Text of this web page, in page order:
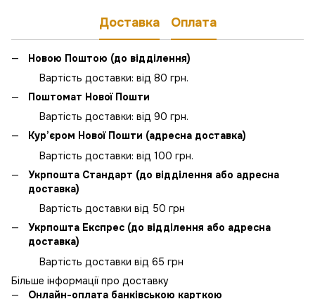
Доставка Оплата
Новою Поштою (до відділення)
Вартість доставки: від 80 грн.
Поштомат Нової Пошти
Вартість доставки: від 90 грн.
Кур’єром Нової Пошти (адресна доставка)
Вартість доставки: від 100 грн.
Укрпошта Стандарт (до відділення або адресна
доставка)
Вартість доставки від 50 грн
Укрпошта Експрес (до відділення або адресна
доставка)
Вартість доставки від 65 грн
Більше інформації про доставку
Онлайн-оплата банківською карткою